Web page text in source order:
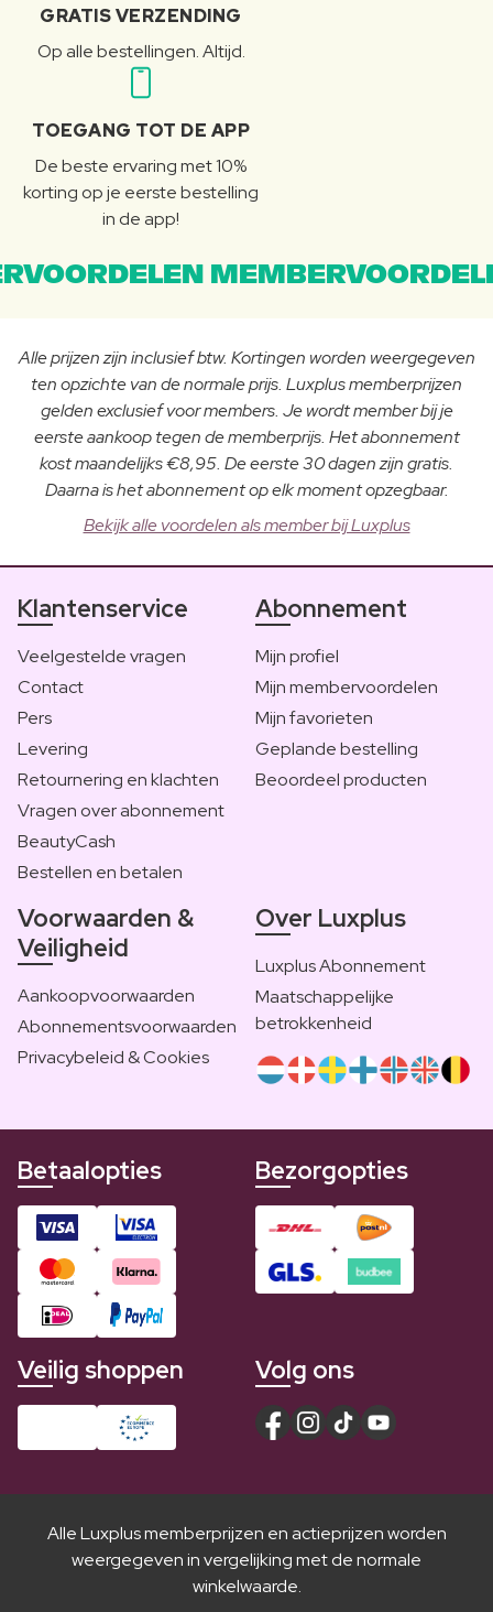
GRATIS VERZENDING
Op alle bestellingen. Altijd.
TOEGANG TOT DE APP
De beste ervaring met 10%
korting op je eerste bestelling
in de app!
Alle prijzen zijn inclusief btw. Kortingen worden weergegeven
ten opzichte van de normale prijs. Luxplus memberprijzen
gelden exclusief voor members. Je wordt member bij je
eerste aankoop tegen de memberprijs. Het abonnement
kost maandelijks €8,95. De eerste 30 dagen zijn gratis.
Daarna is het abonnement op elk moment opzegbaar.
Bekijk alle voordelen als member bij Luxplus
Klantenservice
Veelgestelde vragen
Contact
Pers
Levering
Retournering en klachten
Vragen over abonnement
BeautyCash
Bestellen en betalen
Abonnement
Mijn profiel
Mijn membervoordelen
Mijn favorieten
Geplande bestelling
Beoordeel producten
Voorwaarden &
Veiligheid
Aankoopvoorwaarden
Abonnementsvoorwaarden
Privacybeleid & Cookies
Over Luxplus
Luxplus Abonnement
Maatschappelijke
betrokkenheid
Betaalopties Bezorgopties
Veilig shoppen Volg ons
Alle Luxplus memberprijzen en actieprijzen worden
weergegeven in vergelijking met de normale
winkelwaarde.